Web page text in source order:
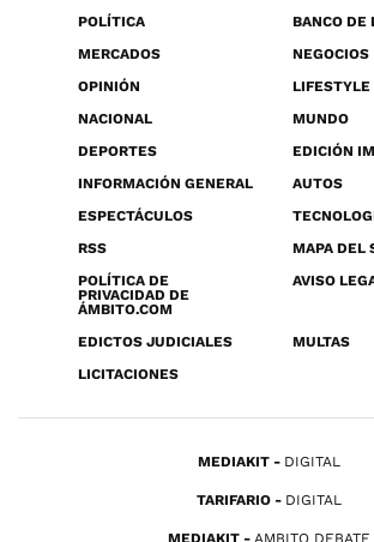
POLÍTICA
BANCO DE
MERCADOS
NEGOCIOS
OPINIÓN
LIFESTYLE
NACIONAL
MUNDO
DEPORTES
EDICIÓN
INFORMACIÓN GENERAL
AUTOS
ESPECTÁCULOS
RSS
MAPA DEL
POLÍTICA DE
PRIVACIDAD DE
ÁMBITO.COM
AVISO
EDICTOS JUDICIALES
MULTAS
LICITACIONES
MEDIAKIT DIGITAL
TARIFARIO DIGITAL